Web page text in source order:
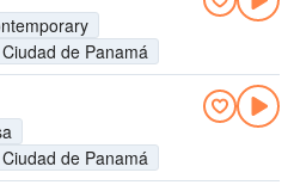
Ciudad de Panamá
Ciudad de Panamá